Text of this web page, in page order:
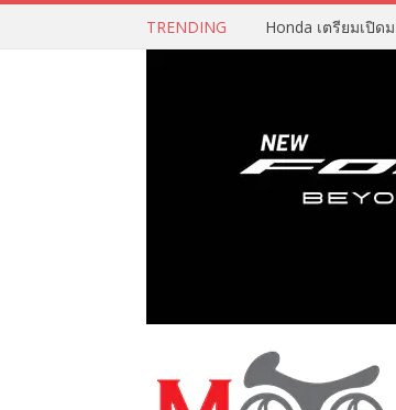
TRENDING Honda เตรียมเปิ